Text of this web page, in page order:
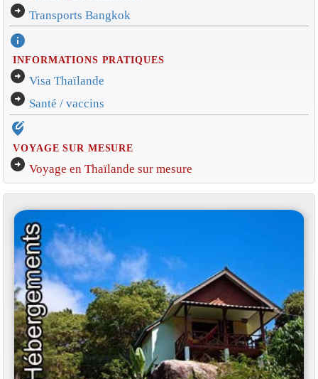
arrow_circle_right Transports Bangkok
info
INFORMATIONS PRATIQUES
arrow_circle_right Visa Thaïlande
arrow_circle_right Santé / vaccins
edit_location_alt
VOYAGE SUR MESURE
arrow_circle_right Voyage en Thaïlande sur mesure